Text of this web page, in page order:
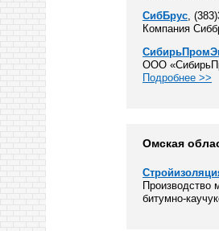
СибБрус,
Компания
ООО
Подробнее >>
Омская
Производство
битумно-